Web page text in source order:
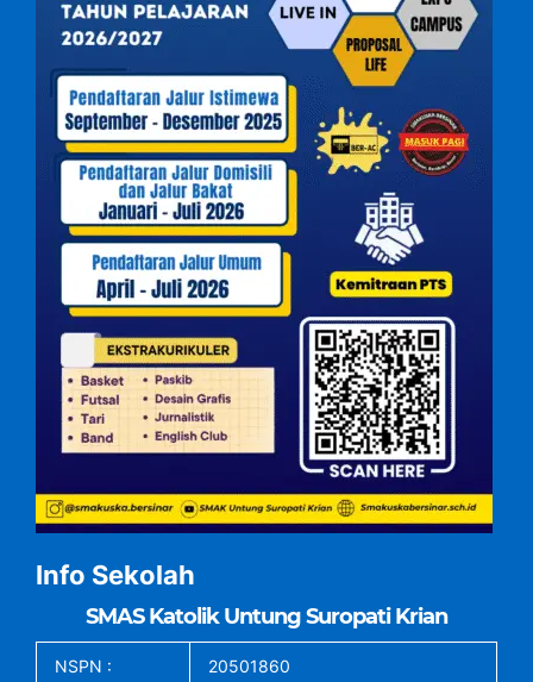
Info Sekolah
SMAS Katolik Untung Suropati Krian
NSPN : 20501860